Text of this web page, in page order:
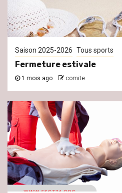
Saison 2025-2026 Tous sports
Fermeture estivale
1 mois ago comite